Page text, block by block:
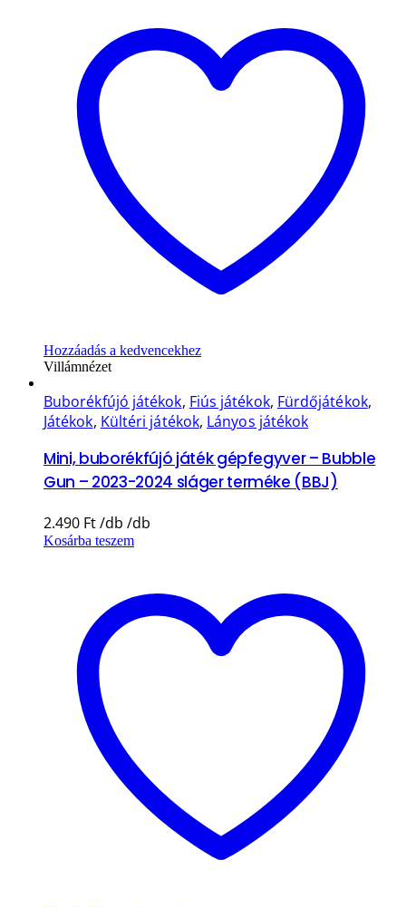
Hozzáadás a kedvencekhez
Villámnézet
Buborékfújó játékok, Fiús játékok, Fürdőjátékok,
Játékok, Kültéri játékok, Lányos játékok
Mini, buborékfújó játék gépfegyver – Bubble
Gun – 2023-2024 sláger terméke (BBJ)
2.490 Ft
Kosárba teszem